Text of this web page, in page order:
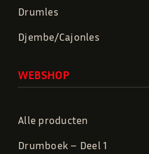
Drumles
Djembe/Cajonles
WEBSHOP
Alle producten
Drumboek – Deel 1